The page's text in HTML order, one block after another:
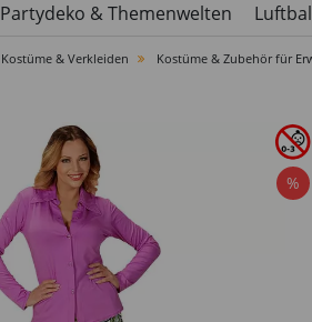
Partydeko & Themenwelten
Kostüme & Verkleiden Kostüme & Zubehör für
%